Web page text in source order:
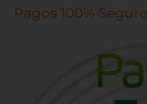
Pagos 100%